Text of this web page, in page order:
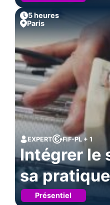
5 heures
Paris
EXPERT FIF-PL + 1
Intégrer le
sa
Présentiel